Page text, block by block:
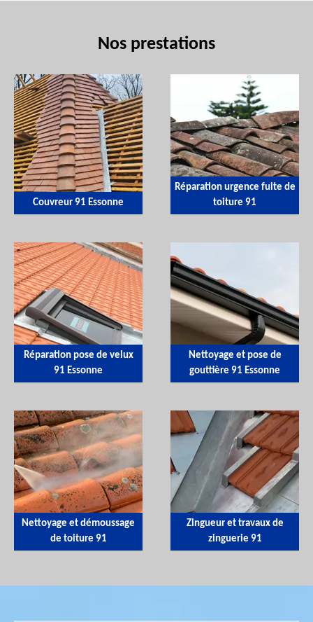
Nos prestations
Couvreur 91 Essonne
Réparation urgence fuite de
toiture 91
Réparation pose de velux
91 Essonne
Nettoyage et pose de
gouttière 91 Essonne
Nettoyage et démoussage
de toiture 91
Zingueur et travaux de
zinguerie 91